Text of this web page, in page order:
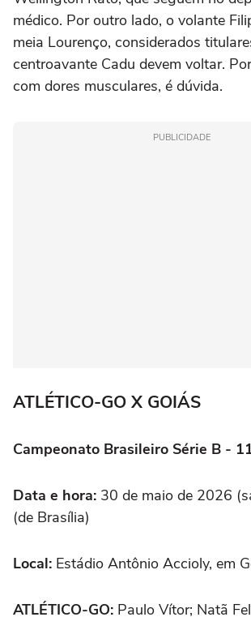
médico. Por outro lado, o volante
meia Lourenço, considerados
centroavante Cadu devem voltar.
com dores musculares, é dúvida.
PUBLICIDADE
ATLÉTICO-GO X GOIÁS
Campeonato Brasileiro Série B -
Data e hora: 30 de maio de 2026
(de Brasília)
Local: Estádio Antônio Accioly, em
ATLÉTICO-GO: Paulo Vítor; Natã